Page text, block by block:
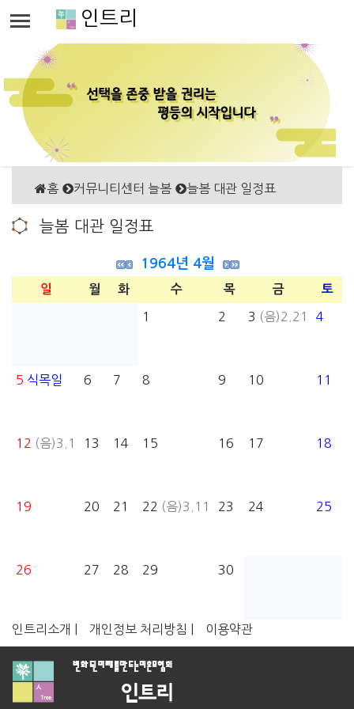
인트리
홈 커뮤니티센터 늘봄 늘봄 대관 일정표
늘봄 대관 일정표
1964년 4월
일 월 화 수 목 금 토
1 2 3 (음)2.21 4
5 식목일 6 7 8 9 10 11
12 (음)3.1 13 14 15 16 17 18
19 20 21 22 (음)3.11 23 24 25
26 27 28 29 30
인트리소개 | 개인정보 처리방침 | 이용약관